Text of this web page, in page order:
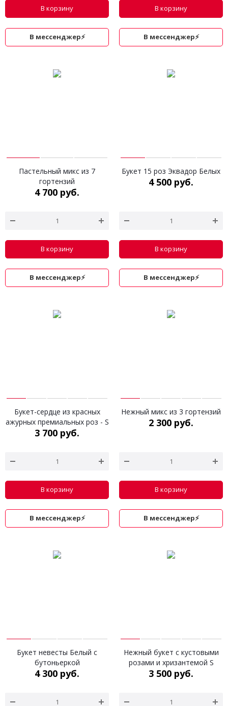
В корзину
В мессенджер⚡
В корзину
В мессенджер⚡
Пастельный микс из 7
гортензий
4 700 руб.
В корзину
В мессенджер⚡
Букет 15 роз Эквадор Белых
4 500 руб.
В корзину
В мессенджер⚡
Букет-сердце из красных
ажурных премиальных роз - S
3 700 руб.
В корзину
В мессенджер⚡
Нежный микс из 3 гортензий
2 300 руб.
В корзину
В мессенджер⚡
Букет невесты Белый с
бутоньеркой
4 300 руб.
Нежный букет с кустовыми
розами и хризантемой S
3 500 руб.